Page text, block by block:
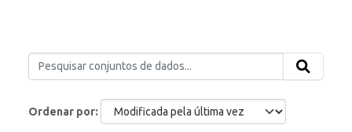
Ordenar por